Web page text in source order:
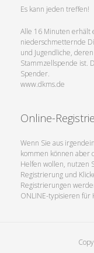
Es kann jeden treffen!
Alle 16 Minuten erhält
niederschmetternde
und Jugendliche,
Stammzellspende ist.
Spender.
www.dkms.de
Online-
Wenn Sie aus
kommen können aber
Helfen wollen, nutzen
Registrierung und
Registrierungen
ONLINE-typisieren für